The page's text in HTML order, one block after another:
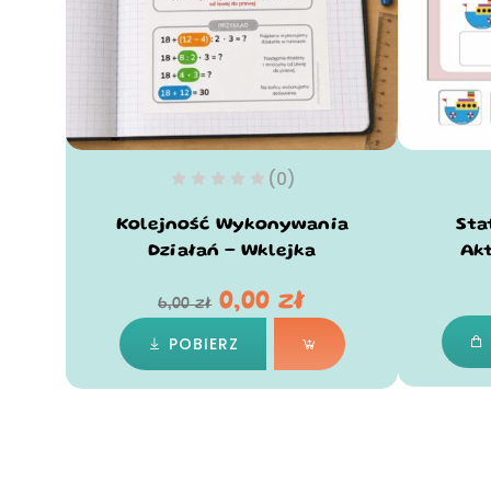
(0)
Kolejność Wykonywania
Działań – Wklejka
6,00zł 0,00zł
POBIERZ